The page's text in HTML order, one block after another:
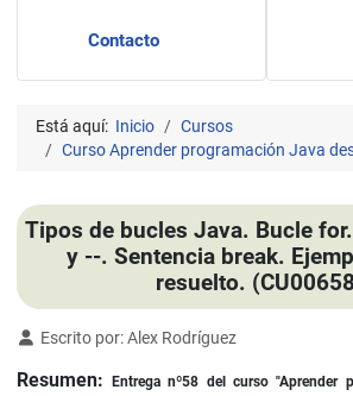
Contacto
Está aquí: Inicio
Cursos
Curso Aprender programación Java
Tipos de bucles Java. Bucle
y --. Sentencia break.
resuelto.
Detalles
Escrito por:Alex Rodríguez
Resumen:
Entrega nº58 del curso "Aprender